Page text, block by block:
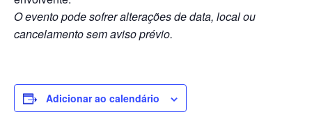
O evento pode sofrer alterações de data, local ou
cancelamento sem aviso prévio.
Adicionar ao calendário